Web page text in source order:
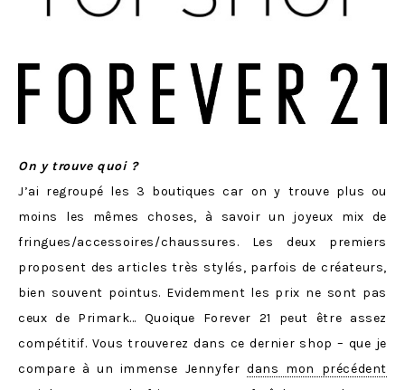
On y trouve quoi ?
J’ai regroupé les 3 boutiques car on y trouve plus ou
moins les mêmes choses, à savoir un joyeux mix de
fringues/accessoires/chaussures. Les deux premiers
proposent des articles très stylés, parfois de créateurs,
bien souvent pointus. Evidemment les prix ne sont pas
ceux de Primark… Quoique Forever 21 peut être assez
compétitif. Vous trouverez dans ce dernier shop – que je
compare à un immense Jennyferdans mon précédent